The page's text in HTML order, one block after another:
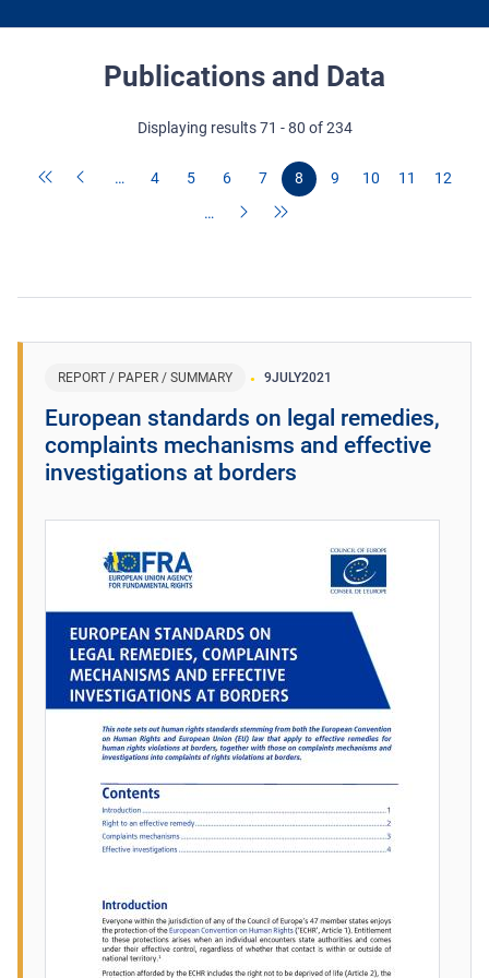
Publications and Data
Displaying results 71 - 80 of 234
… 4 5 6 7 8 9 10 11
12
…
REPORT / PAPER / SUMMARY 9JULY2021
European standards on legal remedies,
complaints mechanisms and effective
investigations at borders